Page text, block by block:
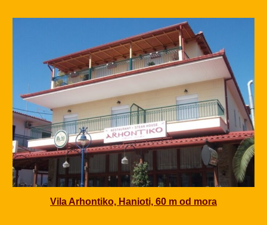
Vila Arhontiko, Hanioti, 60 m od mora